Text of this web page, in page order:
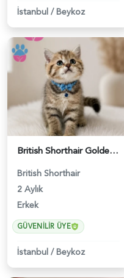
İstanbul /Beykoz
British Shorthair Golden Black Erkek - 5208
British Shorthair
2 Aylık
Erkek
GÜVENILIR ÜYE
İstanbul /Beykoz